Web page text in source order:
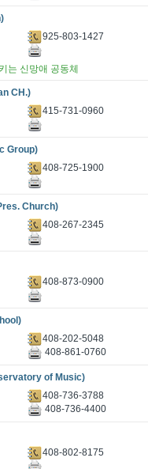
925-803-1427
는 신망애 공동체
CH.)
415-731-0960
Group)
408-725-1900
Church)
408-267-2345
408-873-0900
408-202-5048
408-861-0760
of Music)
408-736-3788
408-736-4400
408-802-8175